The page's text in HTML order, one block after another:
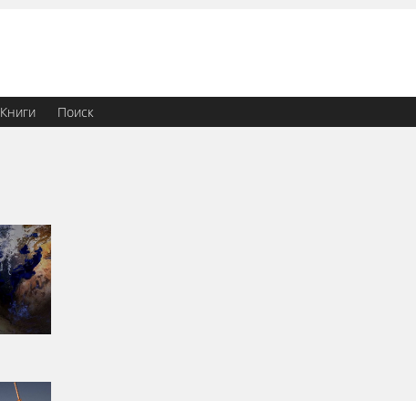
Книги Поиск